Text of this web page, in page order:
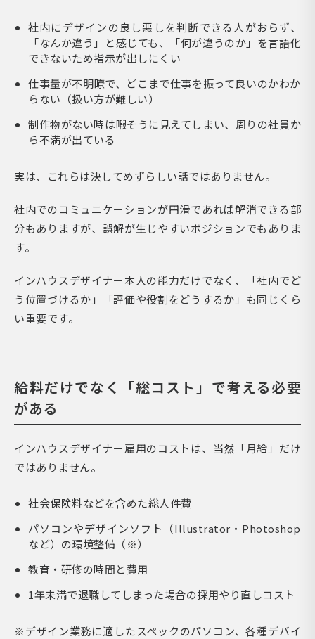
社内にデザインの良し悪しを判断できる人がおらず、
「なんか違う」と感じても、「何が違うのか」を言語化
できないため指示が出しにくい
仕事量が不明瞭で、どこまで仕事を振って良いのかわか
らない（扱い方が難しい）
制作物がない時は暇そうに見えてしまい、周りの社員か
ら不満が出ている
実は、これらは決してめずらしい話ではありません。
社内でのコミュニケーションが円滑であれば解消できる部
分もありますが、誤解が生じやすいポジションでもありま
す。
インハウスデザイナー本人の能力だけでなく、「社内でど
う位置づけるか」「評価や役割をどうするか」も同じくら
い重要です。
給料だけでなく「総コスト」で考える必要
がある
インハウスデザイナー雇用のコストは、当然「月給」だけ
ではありません。
社会保険料などを含めた総人件費
パソコンやデザインソフト（Illustrator・Photoshop
など）の環境整備（※）
教育・研修の時間と費用
1年未満で退職してしまった場合の採用やり直しコスト
※デザイン業務に適したスペックのパソコン、各種デバイ